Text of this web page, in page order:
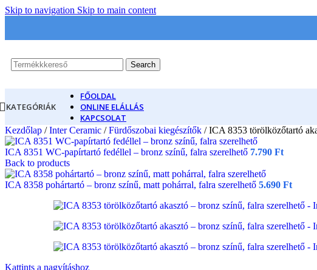
Skip to navigation Skip to main content
Search
KATEGÓRIÁK
FŐOLDAL
ONLINE ELÁLLÁS
KAPCSOLAT
Kezdőlap / Inter Ceramic / Fürdőszobai kiegészítők / ICA 8353 törölközőtartó
ICA 8351 WC-papírtartó fedéllel – bronz színű, falra szerelhető 7.790 Ft
Back to products
ICA 8358 pohártartó – bronz színű, matt pohárral, falra szerelhető 5.690 Ft
Kattints a nagyításhoz